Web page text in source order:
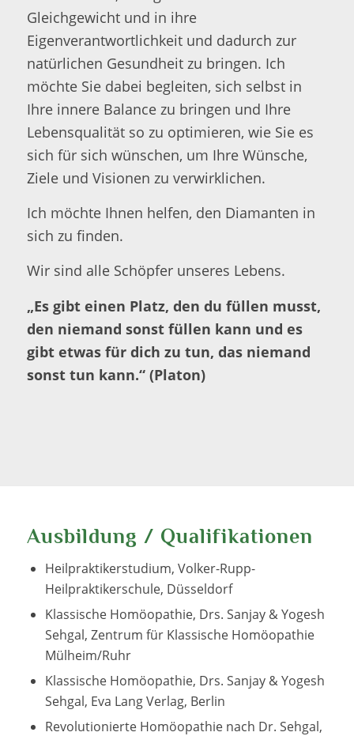
Gleichgewicht und in ihre
Eigenverantwortlichkeit und dadurch zur
natürlichen Gesundheit zu bringen. Ich
möchte Sie dabei begleiten, sich selbst in
Ihre innere Balance zu bringen und Ihre
Lebensqualität so zu optimieren, wie Sie es
sich für sich wünschen, um Ihre Wünsche,
Ziele und Visionen zu verwirklichen.
Ich möchte Ihnen helfen, den Diamanten in
sich zu finden.
Wir sind alle Schöpfer unseres Lebens.
„Es gibt einen Platz, den du füllen musst,
den niemand sonst füllen kann und es
gibt etwas für dich zu tun, das niemand
sonst tun kann.“ (Platon)
Ausbildung / Qualifikationen
Heilpraktikerstudium, Volker-Rupp-
Heilpraktikerschule, Düsseldorf
Klassische Homöopathie, Drs. Sanjay & Yogesh
Sehgal, Zentrum für Klassische Homöopathie
Mülheim/Ruhr
Klassische Homöopathie, Drs. Sanjay & Yogesh
Sehgal, Eva Lang Verlag, Berlin
Revolutionierte Homöopathie nach Dr. Sehgal,